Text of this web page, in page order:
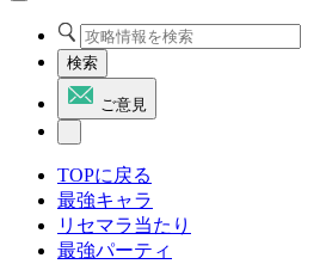
検索
ご意見
TOPに戻る
最強キャラ
リセマラ当たり
最強パーティ